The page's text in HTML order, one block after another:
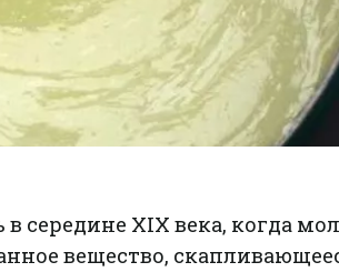
в середине XIX века, когда
вещество,